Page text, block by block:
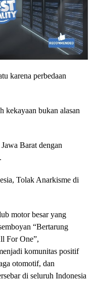
karena perbedaan
kekayaan bukan alasan
Barat dengan
Tolak Anarkisme di
motor besar yang
“Bertarung
For One”,
komunitas positif
otomotif, dan
di seluruh Indonesia